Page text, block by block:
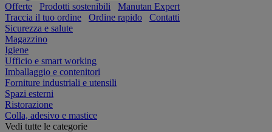
Offerte Prodotti sostenibili
Manutan Expert
Traccia il tuo ordine
Ordine rapido
Contatti
Sicurezza e salute
Magazzino
Igiene
Ufficio e smart working
Imballaggio e contenitori
Forniture industriali e utensili
Spazi esterni
Ristorazione
Colla, adesivo e mastice
Vedi tutte le categorie